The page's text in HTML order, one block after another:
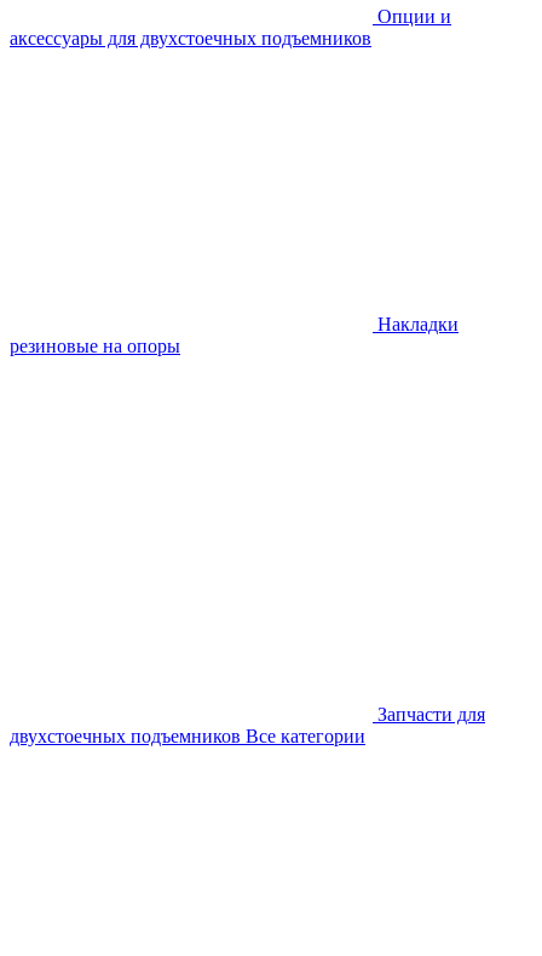
Опции и
аксессуары для двухстоечных подъемников
Накладки
резиновые на опоры
Запчасти для
двухстоечных подъемников Все категории